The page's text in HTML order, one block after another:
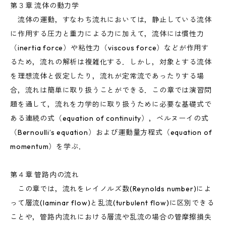
第３章 流体の動力学
流体の運動，すなわち流れにおいては，静止している流体
に作用する圧力と重力による力に加えて，流体には慣性力
（inertia force）や粘性力（viscous force）などが作用す
るため，流れの解析は複雑化する．しかし，対象とする流体
を理想流体と仮定したり，流れが定常流であったりする場
合，流れは簡単に取り扱うことができる．この章では演習問
題を通して，流れを力学的に取り扱うために必要な基礎式で
ある連続の式（equation of continuity），ベルヌーイの式
（Bernoulli’s equation）および運動量方程式（equation of
momentum）を学ぶ．
第４章 管路内の流れ
この章では，流れをレイノルズ数(Reynolds number)によ
って層流(laminar flow)と乱流(turbulent flow)に区別できる
ことや，管路内流れにおける層流や乱流の場合の管摩擦損失